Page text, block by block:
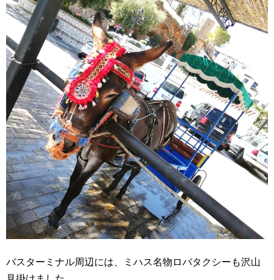
バスターミナル周辺には、ミハス名物ロバタクシーも沢山